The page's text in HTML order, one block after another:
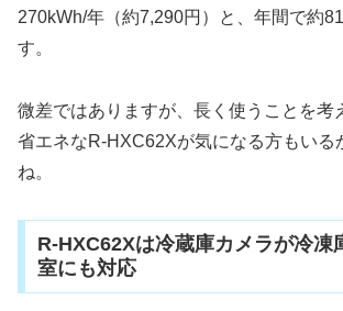
270kWh/年（約7,290円）と、年間で約
す。
微差ではありますが、長く使うことを考
省エネなR-HXC62Xが気になる方もいる
ね。
R-HXC62Xは冷蔵庫カメラが冷凍
室にも対応